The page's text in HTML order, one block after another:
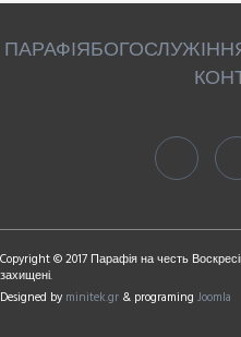
ПАРАФІЯ
Copyright © 2017 Парафія на честь
захищені.
Designed by minitek.gr & programing Joomla